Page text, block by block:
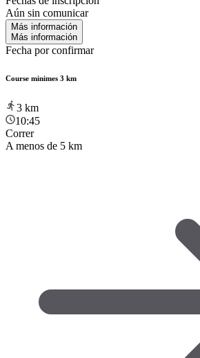
Aún sin comunicar
Más información
Más información
Fecha por confirmar
Course minimes 3 km
3 km
10:45
Correr
A menos de 5 km